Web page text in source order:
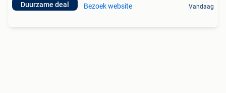
Duurzame deal Bezoek website Vandaag